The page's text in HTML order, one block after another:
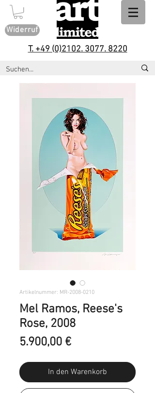
Widerruf
T. +49 (0)2102. 3077. 8220
Artikelnummer: MR-2008-0210
Mel Ramos, Reese's
Rose, 2008
5.900,00 €Preis
In den Warenkorb